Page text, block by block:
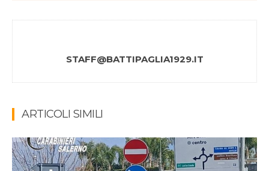
STAFF@BATTIPAGLIA1929.IT
ARTICOLI SIMILI